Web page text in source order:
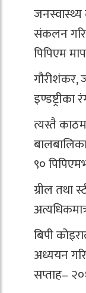
जनस्वास्थ्य
संकलन
पिपिएम
गौरीशंकर,
त्यस्तै
९०
ग्रील तथा
बिपी
अध्ययन
सप्ताह–